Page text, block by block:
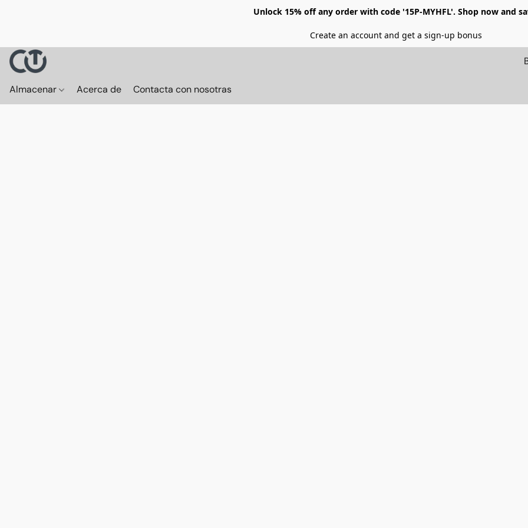
Unlock 15% off any order with code '15P-MYHFL'. Shop now and
Create an account and get a sign-up bonus
Almacenar Acerca de Contacta con nosotras